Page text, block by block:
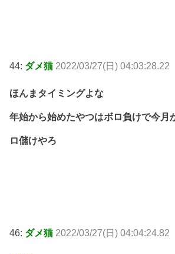
44: ダメ猫 2022/03/27(日) 04:03:28.22
ほんまタイミングよな
年始から始めたやつはボロ負けで今月
ロ儲けやろ
46: ダメ猫 2022/03/27(日) 04:04:24.82